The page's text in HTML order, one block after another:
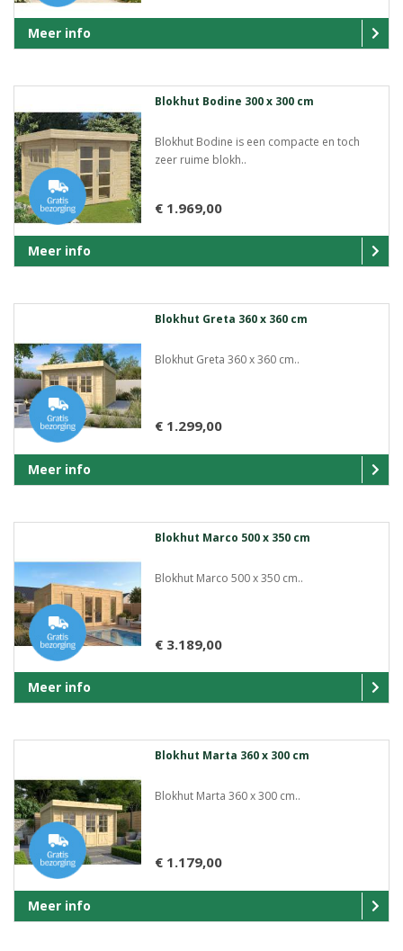
Meer info
Blokhut Bodine 300 x 300 cm
Blokhut Bodine is een compacte en toch
zeer ruime blokh..
€ 1.969,00
Meer info
Blokhut Greta 360 x 360 cm
Blokhut Greta 360 x 360 cm..
€ 1.299,00
Meer info
Blokhut Marco 500 x 350 cm
Blokhut Marco 500 x 350 cm..
€ 3.189,00
Meer info
Blokhut Marta 360 x 300 cm
Blokhut Marta 360 x 300 cm..
€ 1.179,00
Meer info